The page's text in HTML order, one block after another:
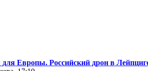
для Европы. Российский дрон в